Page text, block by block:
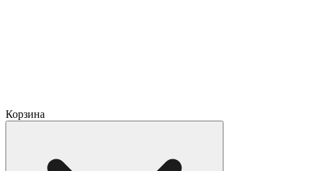
Корзина